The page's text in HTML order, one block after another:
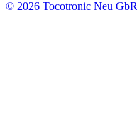
© 2026 Tocotronic Neu GbR